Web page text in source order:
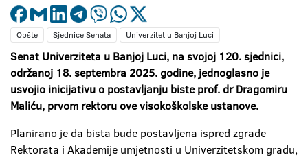
Opšte Sjednice Senata Univerzitet u Banjoj Luci
Senat Univerziteta u Banjoj Luci, na svojoj 120. sjednici,
održanoj 18. septembra 2025. godine, jednoglasno je
usvojio inicijativu o postavljanju biste prof. dr Dragomiru
Maliću, prvom rektoru ove visokoškolske ustanove.
Planirano je da bista bude postavljena ispred zgrade
Rektorata i Akademije umjetnosti u Univerzitetskom gradu,